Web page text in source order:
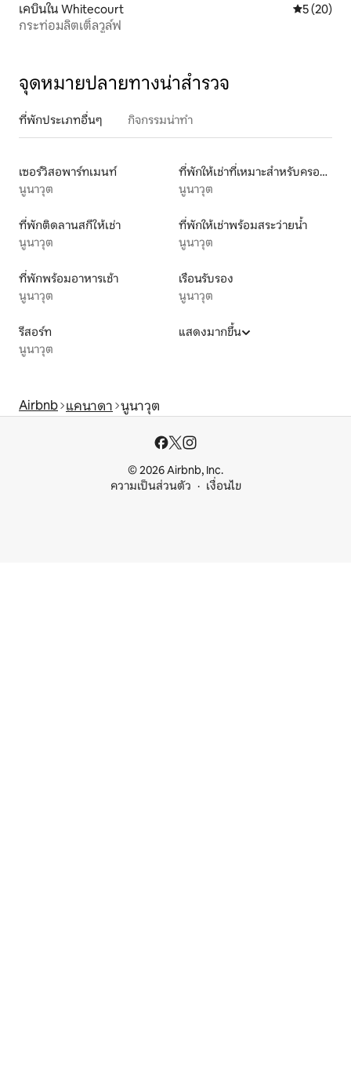
เคบินใน Whitecourt คะแนนเฉลี่
5 (20)
กระท่อมลิตเติ้ลวูล์ฟ
จุดหมายปลายทางน่าสำรวจ
ที่พักประเภทอื่นๆ กิจกรรมน่าทำ
เซอร์วิสอพาร์ทเมนท์
นูนาวุต
ที่พักให้เช่าที่เหมาะสำหรับครอบครัว
นูนาวุต
ที่พักติดลานสกีให้เช่า
นูนาวุต
ที่พักให้เช่าพร้อมสระว่ายน้ำ
นูนาวุต
ที่พักพร้อมอาหารเช้า
นูนาวุต
เรือนรับรอง
นูนาวุต
รีสอร์ท
นูนาวุต
แสดงมากขึ้น
Airbnb แคนาดา นูนาวุต
© 2026 Airbnb, Inc.
ความเป็นส่วนตัว
เงื่อนไข